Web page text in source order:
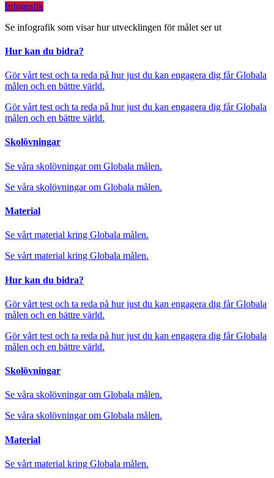
Infografik
Se infografik som visar hur utvecklingen för målet ser ut
Hur kan du bidra?
Gör vårt test och ta reda på hur just du kan engagera dig får Globala
målen och en bättre värld.
Gör vårt test och ta reda på hur just du kan engagera dig får Globala
målen och en bättre värld.
Skolövningar
Se våra skolövningar om Globala målen.
Se våra skolövningar om Globala målen.
Material
Se vårt material kring Globala målen.
Se vårt material kring Globala målen.
Hur kan du bidra?
Gör vårt test och ta reda på hur just du kan engagera dig får Globala
målen och en bättre värld.
Gör vårt test och ta reda på hur just du kan engagera dig får Globala
målen och en bättre värld.
Skolövningar
Se våra skolövningar om Globala målen.
Se våra skolövningar om Globala målen.
Material
Se vårt material kring Globala målen.